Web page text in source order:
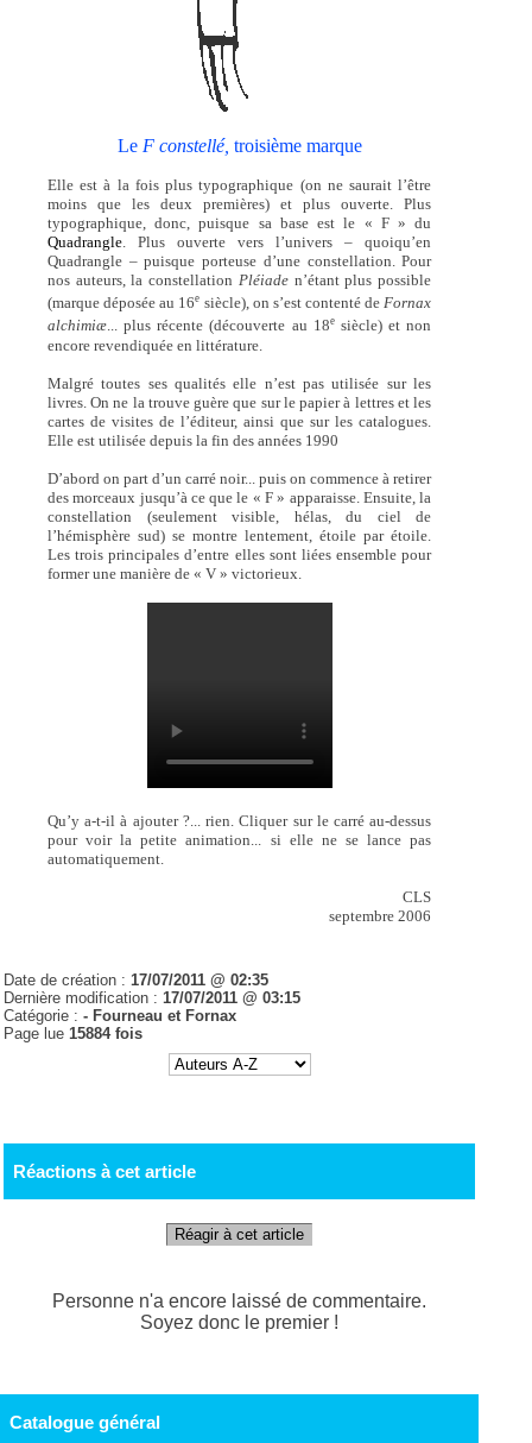
Le F constellé, troisième marque
Elle est à la fois plus typographique (on ne saurait l’être
moins que les deux premières) et plus ouverte. Plus
typographique, donc, puisque sa base est le « F » du
Quadrangle. Plus ouverte vers l’univers – quoiqu’en
Quadrangle – puisque porteuse d’une constellation. Pour
nos auteurs, la constellation Pléiaden’étant plus possible
(marque déposée au 16e siècle), on s’est contenté deFornax
alchimiæ... plus récente (découverte au 18esiècle) et non
encore revendiquée en littérature.
Malgré toutes ses qualités elle n’est pas utilisée sur les
livres. On ne la trouve guère que sur le papier à lettres et les
cartes de visites de l’éditeur, ainsi que sur les catalogues.
Elle est utilisée depuis la fin des années 1990
D’abord on part d’un carré noir... puis on commence à retirer
des morceaux jusqu’à ce que le « F » apparaisse. Ensuite, la
constellation (seulement visible, hélas, du ciel de
l’hémisphère sud) se montre lentement, étoile par étoile.
Les trois principales d’entre elles sont liées ensemble pour
former une manière de « V » victorieux.
Qu’y a-t-il à ajouter ?... rien. Cliquer sur le carré au-dessus
pour voir la petite animation... si elle ne se lance pas
automatiquement.
CLS
septembre 2006
Date de création : 17/07/2011 @ 02:35
Dernière modification : 17/07/2011 @ 03:15
Catégorie :- Fourneau et Fornax
Page lue 15884 fois
Réactions à cet article
Réagir à cet article
Personne n'a encore laissé de commentaire.
Soyez donc le premier !
Catalogue général